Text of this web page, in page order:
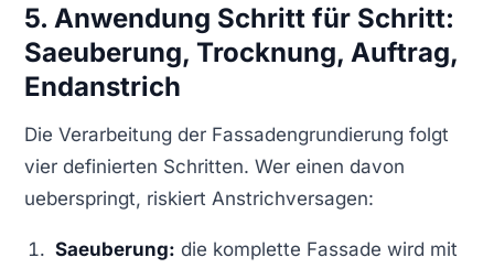
5. Anwendung Schritt für Schritt:
Saeuberung, Trocknung, Auftrag,
Endanstrich
Die Verarbeitung der Fassadengrundierung folgt
vier definierten Schritten. Wer einen davon
ueberspringt, riskiert Anstrichversagen:
Saeuberung: die komplette Fassade wird mit